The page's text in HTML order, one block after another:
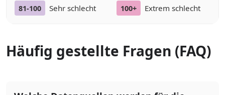
81-100 Sehr schlecht 100+ Extrem schlecht
Häufig gestellte Fragen (FAQ)